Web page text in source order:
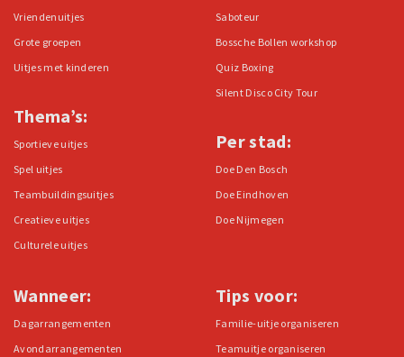
Vriendenuitjes
Grote groepen
Uitjes met kinderen
Thema’s:
Sportieve uitjes
Spel uitjes
Teambuildingsuitjes
Creatieve uitjes
Culturele uitjes
Saboteur
Bossche Bollen workshop
Quiz Boxing
Silent Disco City Tour
Per stad:
Doe Den Bosch
Doe Eindhoven
Doe Nijmegen
Wanneer:
Dagarrangementen
Avondarrangementen
Tips voor:
Familie-uitje organiseren
Teamuitje organiseren